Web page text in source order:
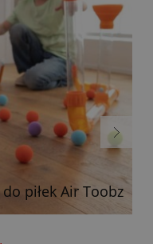
piłek Air Toobz